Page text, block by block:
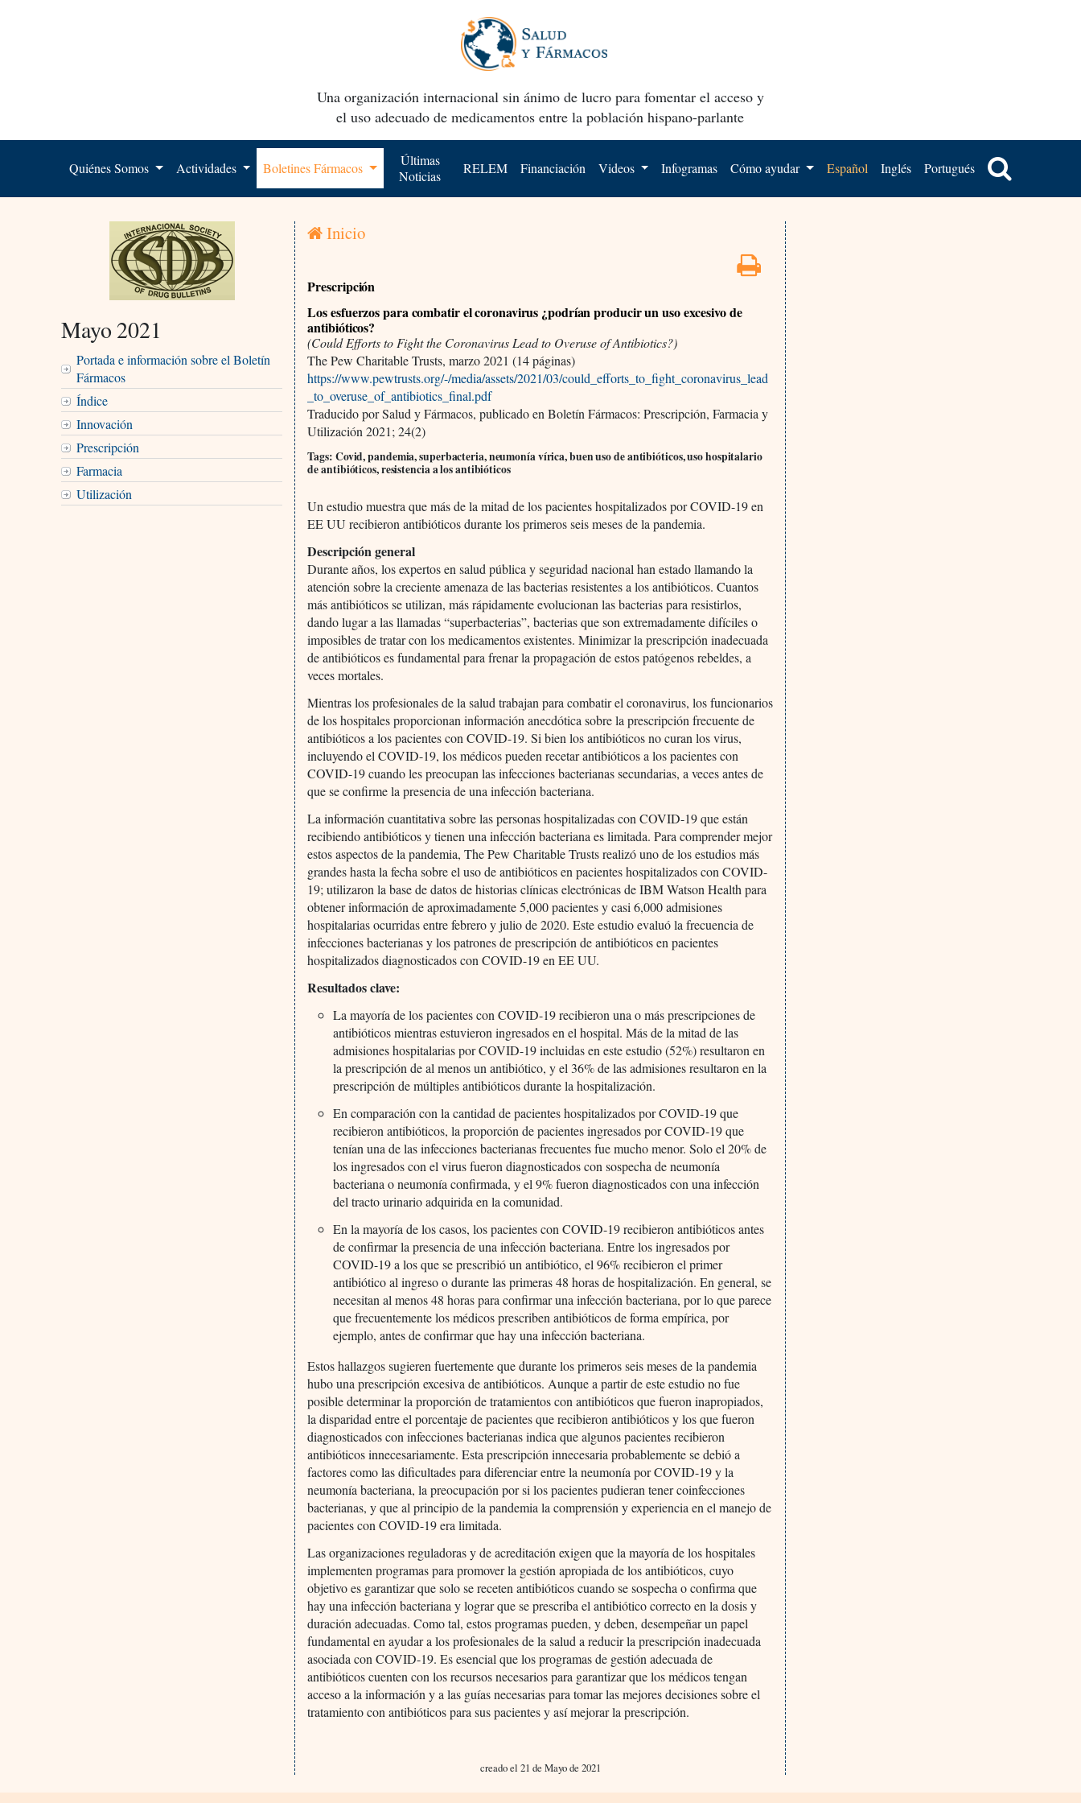
Una organización internacional sin ánimo de lucro para fomentar el acceso y
el uso adecuado de medicamentos entre la población hispano-parlante
Quiénes Somos Actividades Boletines Fármacos
Últimas
Noticias
RELEM Financiación Videos Infogramas Cómo ayudar Español Inglés Portugués
Mayo 2021
Portada e información sobre el Boletín
Fármacos
Índice
Innovación
Prescripción
Farmacia
Utilización
Inicio
Prescripción
Los esfuerzos para combatir el coronavirus ¿podrían producir un uso excesivo de
antibióticos?
(Could Efforts to Fight the Coronavirus Lead to Overuse of Antibiotics?)
The Pew Charitable Trusts, marzo 2021 (14 páginas)
https://www.pewtrusts.org/-/media/assets/2021/03/could_efforts_to_fight_coronavirus_lead
_to_overuse_of_antibiotics_final.pdf
Traducido por Salud y Fármacos, publicado en Boletín Fármacos: Prescripción, Farmacia y
Utilización 2021; 24(2)
Tags: Covid, pandemia, superbacteria, neumonía vírica, buen uso de antibióticos, uso hospitalario
de antibióticos, resistencia a los antibióticos
Un estudio muestra que más de la mitad de los pacientes hospitalizados por COVID-19 en
EE UU recibieron antibióticos durante los primeros seis meses de la pandemia.
Descripción general
Durante años, los expertos en salud pública y seguridad nacional han estado llamando la
atención sobre la creciente amenaza de las bacterias resistentes a los antibióticos. Cuantos
más antibióticos se utilizan, más rápidamente evolucionan las bacterias para resistirlos,
dando lugar a las llamadas “superbacterias”, bacterias que son extremadamente difíciles o
imposibles de tratar con los medicamentos existentes. Minimizar la prescripción inadecuada
de antibióticos es fundamental para frenar la propagación de estos patógenos rebeldes, a
veces mortales.
Mientras los profesionales de la salud trabajan para combatir el coronavirus, los funcionarios
de los hospitales proporcionan información anecdótica sobre la prescripción frecuente de
antibióticos a los pacientes con COVID-19. Si bien los antibióticos no curan los virus,
incluyendo el COVID-19, los médicos pueden recetar antibióticos a los pacientes con
COVID-19 cuando les preocupan las infecciones bacterianas secundarias, a veces antes de
que se confirme la presencia de una infección bacteriana.
La información cuantitativa sobre las personas hospitalizadas con COVID-19 que están
recibiendo antibióticos y tienen una infección bacteriana es limitada. Para comprender mejor
estos aspectos de la pandemia, The Pew Charitable Trusts realizó uno de los estudios más
grandes hasta la fecha sobre el uso de antibióticos en pacientes hospitalizados con COVID-
19; utilizaron la base de datos de historias clínicas electrónicas de IBM Watson Health para
obtener información de aproximadamente 5,000 pacientes y casi 6,000 admisiones
hospitalarias ocurridas entre febrero y julio de 2020. Este estudio evaluó la frecuencia de
infecciones bacterianas y los patrones de prescripción de antibióticos en pacientes
hospitalizados diagnosticados con COVID-19 en EE UU.
Resultados clave:
La mayoría de los pacientes con COVID-19 recibieron una o más prescripciones de
antibióticos mientras estuvieron ingresados en el hospital. Más de la mitad de las
admisiones hospitalarias por COVID-19 incluidas en este estudio (52%) resultaron en
la prescripción de al menos un antibiótico, y el 36% de las admisiones resultaron en la
prescripción de múltiples antibióticos durante la hospitalización.
En comparación con la cantidad de pacientes hospitalizados por COVID-19 que
recibieron antibióticos, la proporción de pacientes ingresados por COVID-19 que
tenían una de las infecciones bacterianas frecuentes fue mucho menor. Solo el 20% de
los ingresados con el virus fueron diagnosticados con sospecha de neumonía
bacteriana o neumonía confirmada, y el 9% fueron diagnosticados con una infección
del tracto urinario adquirida en la comunidad.
En la mayoría de los casos, los pacientes con COVID-19 recibieron antibióticos antes
de confirmar la presencia de una infección bacteriana. Entre los ingresados por
COVID-19 a los que se prescribió un antibiótico, el 96% recibieron el primer
antibiótico al ingreso o durante las primeras 48 horas de hospitalización. En general, se
necesitan al menos 48 horas para confirmar una infección bacteriana, por lo que parece
que frecuentemente los médicos prescriben antibióticos de forma empírica, por
ejemplo, antes de confirmar que hay una infección bacteriana.
Estos hallazgos sugieren fuertemente que durante los primeros seis meses de la pandemia
hubo una prescripción excesiva de antibióticos. Aunque a partir de este estudio no fue
posible determinar la proporción de tratamientos con antibióticos que fueron inapropiados,
la disparidad entre el porcentaje de pacientes que recibieron antibióticos y los que fueron
diagnosticados con infecciones bacterianas indica que algunos pacientes recibieron
antibióticos innecesariamente. Esta prescripción innecesaria probablemente se debió a
factores como las dificultades para diferenciar entre la neumonía por COVID-19 y la
neumonía bacteriana, la preocupación por si los pacientes pudieran tener coinfecciones
bacterianas, y que al principio de la pandemia la comprensión y experiencia en el manejo de
pacientes con COVID-19 era limitada.
Las organizaciones reguladoras y de acreditación exigen que la mayoría de los hospitales
implementen programas para promover la gestión apropiada de los antibióticos, cuyo
objetivo es garantizar que solo se receten antibióticos cuando se sospecha o confirma que
hay una infección bacteriana y lograr que se prescriba el antibiótico correcto en la dosis y
duración adecuadas. Como tal, estos programas pueden, y deben, desempeñar un papel
fundamental en ayudar a los profesionales de la salud a reducir la prescripción inadecuada
asociada con COVID-19. Es esencial que los programas de gestión adecuada de
antibióticos cuenten con los recursos necesarios para garantizar que los médicos tengan
acceso a la información y a las guías necesarias para tomar las mejores decisiones sobre el
tratamiento con antibióticos para sus pacientes y así mejorar la prescripción.
creado el 21 de Mayo de 2021